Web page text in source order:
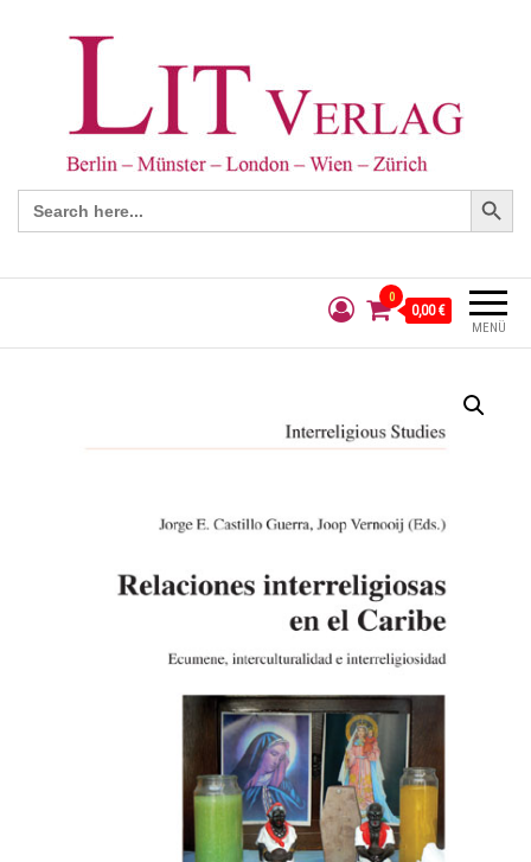
Search
for:
Search Button
MENÜ
0
0,00 €